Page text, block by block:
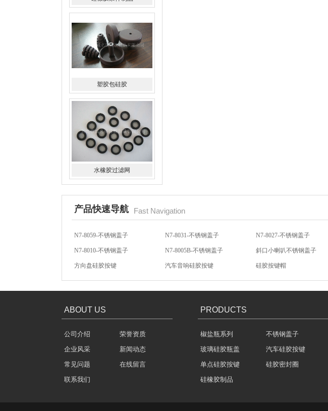
塑胶包硅胶
水橡胶过滤网
玻璃瓶盖密封圈
产品快速导航 Fast Navigation
ABOUT US
公司介绍
荣誉资质
企业风采
新闻动态
常见问题
在线留言
联系我们
PRODUCTS
椒盐瓶系列
不锈钢盖子
玻璃硅胶瓶盖
汽车硅胶按键
单点硅胶按键
硅胶密封圈
硅橡胶制品